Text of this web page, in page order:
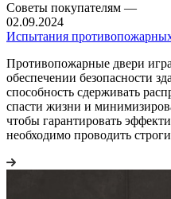
Советы покупателям —
02.09.2024
Испытания
Противопожарные двери
обеспечении безопасности
способность сдерживать
спасти жизни и
чтобы гарантировать
необходимо проводить